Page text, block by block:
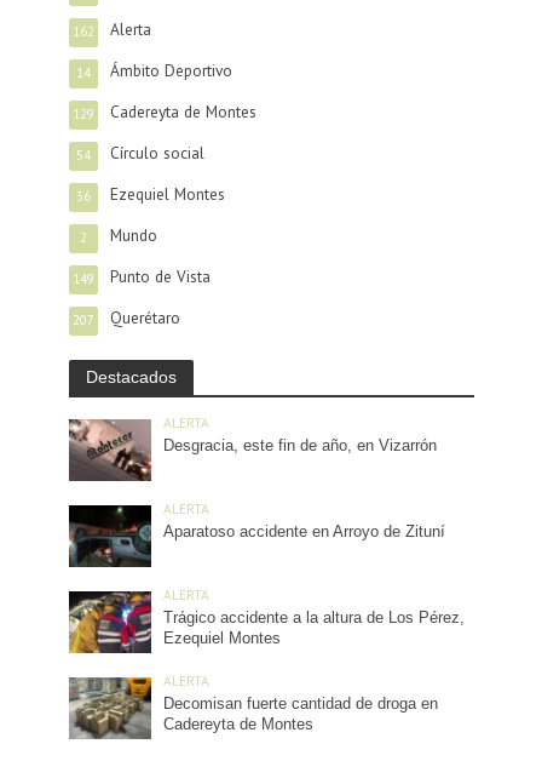
Alerta
162
Ámbito Deportivo
14
Cadereyta de Montes
129
Círculo social
54
Ezequiel Montes
36
Mundo
2
Punto de Vista
149
Querétaro
207
Destacados
ALERTA
Desgracia, este fin de año, en Vizarrón
ALERTA
Aparatoso accidente en Arroyo de Zituní
ALERTA
Trágico accidente a la altura de Los Pérez,
Ezequiel Montes
ALERTA
Decomisan fuerte cantidad de droga en
Cadereyta de Montes